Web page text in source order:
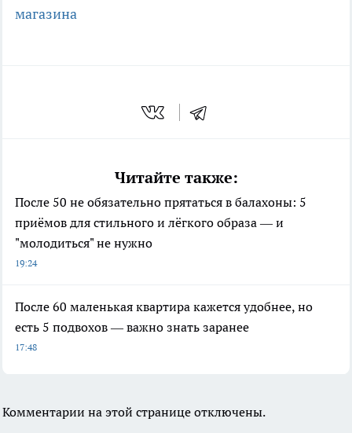
магазина
Читайте также:
После 50 не обязательно прятаться в балахоны: 5
приёмов для стильного и лёгкого образа — и
"молодиться" не нужно
19:24
После 60 маленькая квартира кажется удобнее, но
есть 5 подвохов — важно знать заранее
17:48
Комментарии на этой странице отключены.